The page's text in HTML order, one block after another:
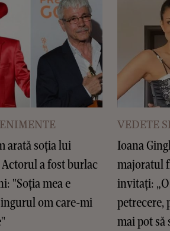
arată soția lui
Actorul a fost burlac
"Soția mea e
om care-mi
VEDETE
Ioana
majoratul
invitați:
petrecere,
mai pot să